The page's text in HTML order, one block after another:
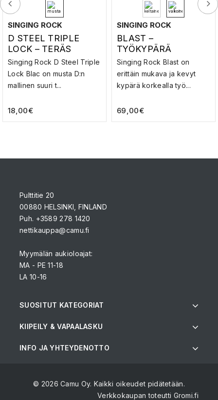
SINGING ROCK
D STEEL TRIPLE
LOCK – TERÄS
SULKURENGAS
Singing Rock D Steel Triple
Lock Blac on musta D:n
mallinen suuri t...
18,00€
SINGING ROCK
BLAST –
TYÖKYPÄRÄ
Singing Rock Blast on
erittäin mukava ja kevyt
kypärä korkealla työ...
69,00€
Pulttitie 20
00880 HELSINKI, FINLAND
Puh. +3589 278 1420
nettikauppa@camu.fi
Myymälän aukioloajat:
MA - PE 11-18
LA 10-16
SUOSITUT KATEGORIAT
KIIPEILY & VAPAALASKU
INFO JA YHTEYDENOTTO
© 2026 Camu Oy. Kaikki oikeudet pidätetään.
Verkkokaupan toteutti Gromi.fi